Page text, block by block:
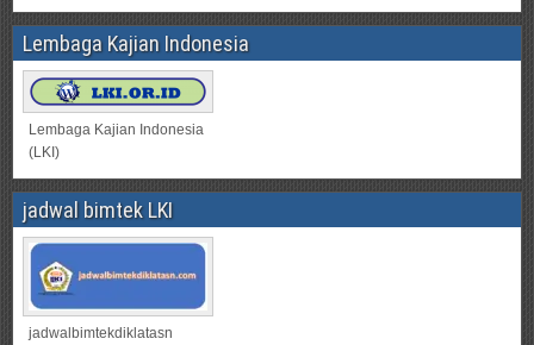
Lembaga Kajian Indonesia
Lembaga Kajian Indonesia
(LKI)
jadwal bimtek LKI
jadwalbimtekdiklatasn